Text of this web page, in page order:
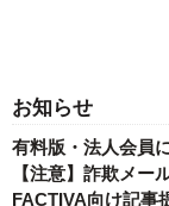
お知らせ
有料版・法人会員
【注意】詐欺メー
FACTIVA向け記事